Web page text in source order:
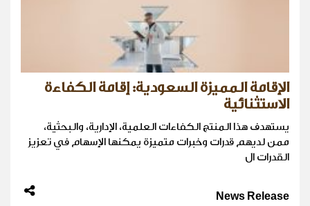
الإقامة المميزة السعودية: إقامة الكفاءة
الاستثنائية
يستهدف هذا المنتج الكفاءات العلمية، الإدارية، والبحثية،
ممن لديهم قدرات وخبرات متميزة يمكنها الإسهام في تعزيز
القدرات ال
News Release